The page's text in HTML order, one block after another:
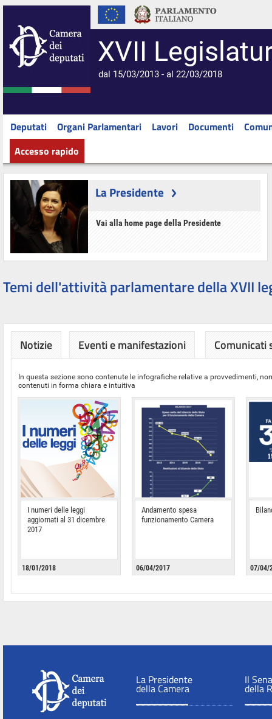
XVII
dal 15/03/2013 - al 22/03/2018
Deputati Organi Parlamentari Lavori Documenti
Accesso rapido
La Presidente
Vai alla home page della Presidente
Temi dell'attività parlamentare della XVII
Notizie Eventi e manifestazioni Comunicati
In questa sezione sono contenute le infografiche relative a provvedimenti,
contenuti in forma chiara e intuitiva
I numeri delle leggi
aggiornati al 31 dicembre
2017
18/01/2018
Andamento spesa
funzionamento Camera
06/04/2017 07/04/
La Presidente
della Camera
Il
della